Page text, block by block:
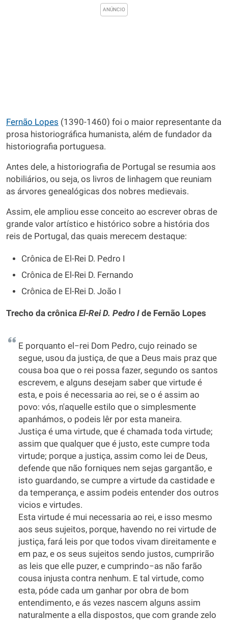
Fernão Lopes (1390-1460) foi o maior representante da
prosa historiográfica humanista, além de fundador da
historiografia portuguesa.
Antes dele, a historiografia de Portugal se resumia aos
nobiliários, ou seja, os livros de linhagem que reuniam
as árvores genealógicas dos nobres medievais.
Assim, ele ampliou esse conceito ao escrever obras de
grande valor artístico e histórico sobre a história dos
reis de Portugal, das quais merecem destaque:
Crônica de El-Rei D. Pedro I
Crônica de El-Rei D. Fernando
Crônica de El-Rei D. João I
Trecho da crônica El-Rei D. Pedro I de Fernão Lopes
E porquanto el−rei Dom Pedro, cujo reinado se
segue, usou da justiça, de que a Deus mais praz que
cousa boa que o rei possa fazer, segundo os santos
escrevem, e alguns desejam saber que virtude é
esta, e pois é necessaria ao rei, se o é assim ao
povo: vós, n'aquelle estilo que o simplesmente
apanhámos, o podeis lêr por esta maneira.
Justiça é uma virtude, que é chamada toda virtude;
assim que qualquer que é justo, este cumpre toda
virtude; porque a justiça, assim como lei de Deus,
defende que não forniques nem sejas gargantão, e
isto guardando, se cumpre a virtude da castidade e
da temperança, e assim podeis entender dos outros
vicios e virtudes.
Esta virtude é mui necessaria ao rei, e isso mesmo
aos seus sujeitos, porque, havendo no rei virtude de
justiça, fará leis por que todos vivam direitamente e
em paz, e os seus sujeitos sendo justos, cumprirão
as leis que elle puzer, e cumprindo−as não farão
cousa injusta contra nenhum. E tal virtude, como
esta, póde cada um ganhar por obra de bom
entendimento, e ás vezes nascem alguns assim
naturalmente a ella dispostos, que com grande zelo